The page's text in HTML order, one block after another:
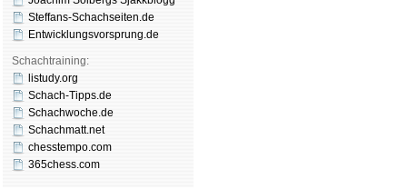
Steffans-Schachseiten.de
Entwicklungsvorsprung.de
Schachtraining:
listudy.org
Schach-Tipps.de
Schachwoche.de
Schachmatt.net
chesstempo.com
365chess.com